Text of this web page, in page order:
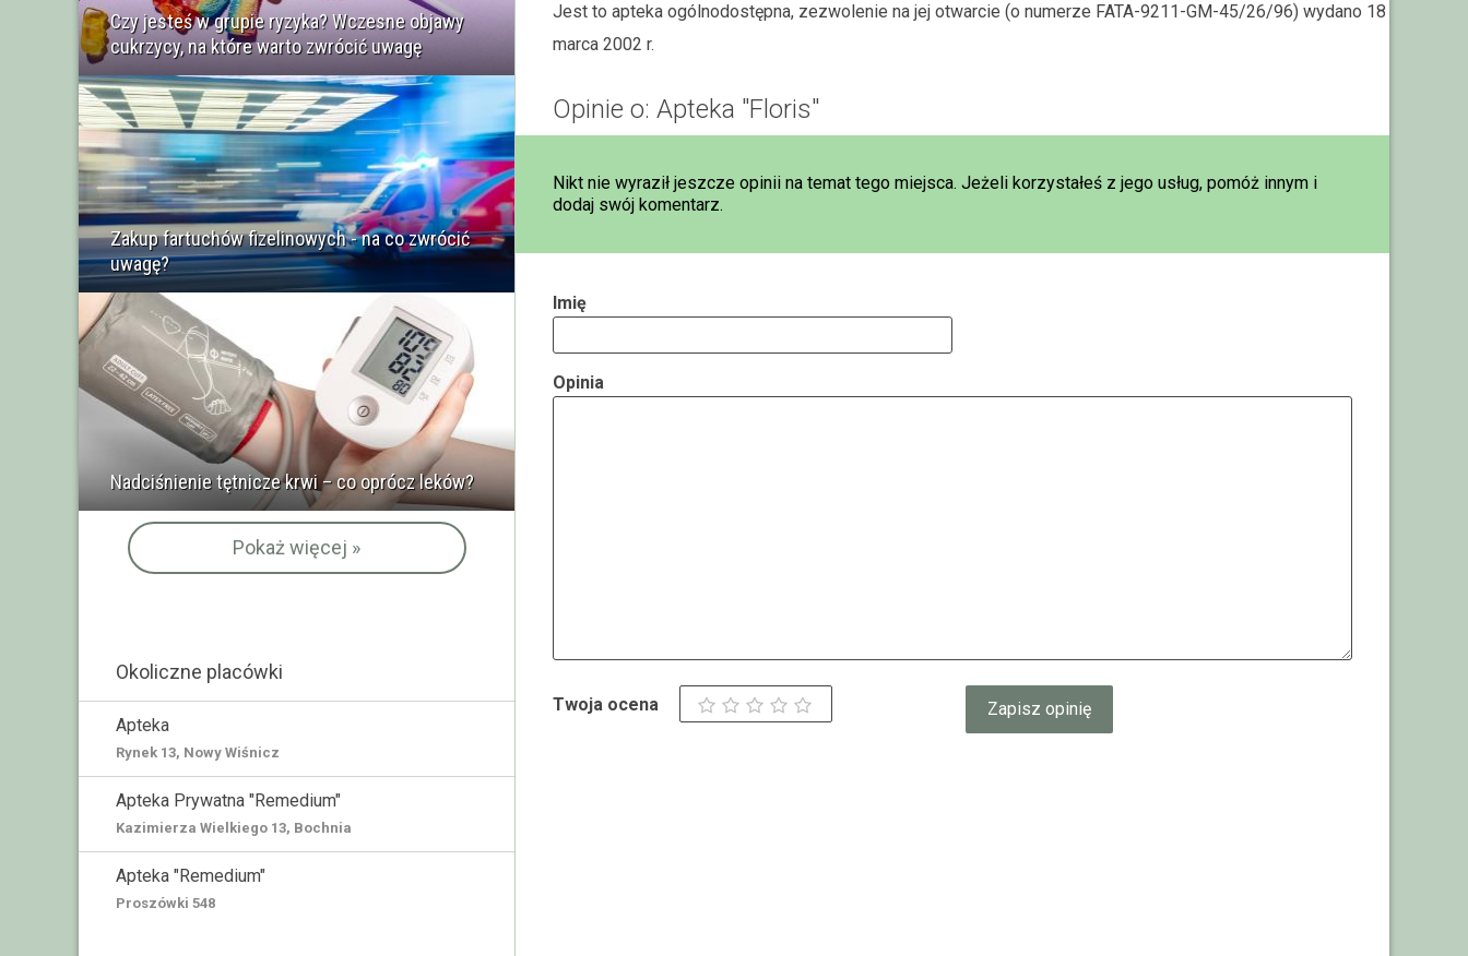
Jest to apteka ogólnodostępna, zezwolenie na jej otwarcie (o numerze FATA-9211-GM-45/26/96) wydano 18
marca 2002 r.
Opinie o: Apteka "Floris"
Nikt nie wyraził jeszcze opinii na temat tego miejsca. Jeżeli korzystałeś z jego usług, pomóż innym i
dodaj swój komentarz.
Imię
Opinia
Twoja ocena
Czy jesteś w grupie ryzyka? Wczesne objawy
cukrzycy, na które warto zwrócić uwagę
Zakup fartuchów fizelinowych - na co zwrócić
uwagę?
Nadciśnienie tętnicze krwi – co oprócz leków?
Pokaż więcej »
Okoliczne placówki
Apteka
Rynek 13, Nowy Wiśnicz
Apteka Prywatna "Remedium"
Kazimierza Wielkiego 13, Bochnia
Apteka "Remedium"
Proszówki 548